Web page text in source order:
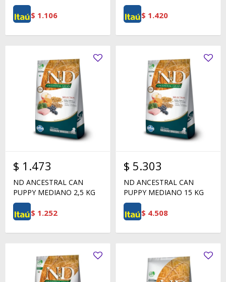
$ 1.106 $ 1.420
$ 1.473
ND ANCESTRAL CAN
PUPPY MEDIANO 2,5 KG
$ 1.252
$ 5.303
ND ANCESTRAL CAN
PUPPY MEDIANO 15 KG
$ 4.508